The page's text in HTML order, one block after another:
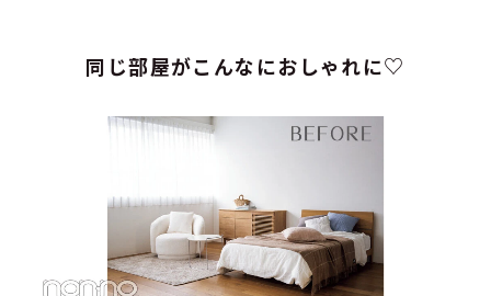
同じ部屋がこんなにおしゃれに♡